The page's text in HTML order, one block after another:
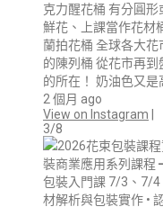
克力醒花桶 有分圓形
鮮花、上課當作花材
蘭拍花桶 全球各大
的陳列桶 從花市再
的所在！ 奶油色又是
2 個月 ago
View on Instagram
3/8